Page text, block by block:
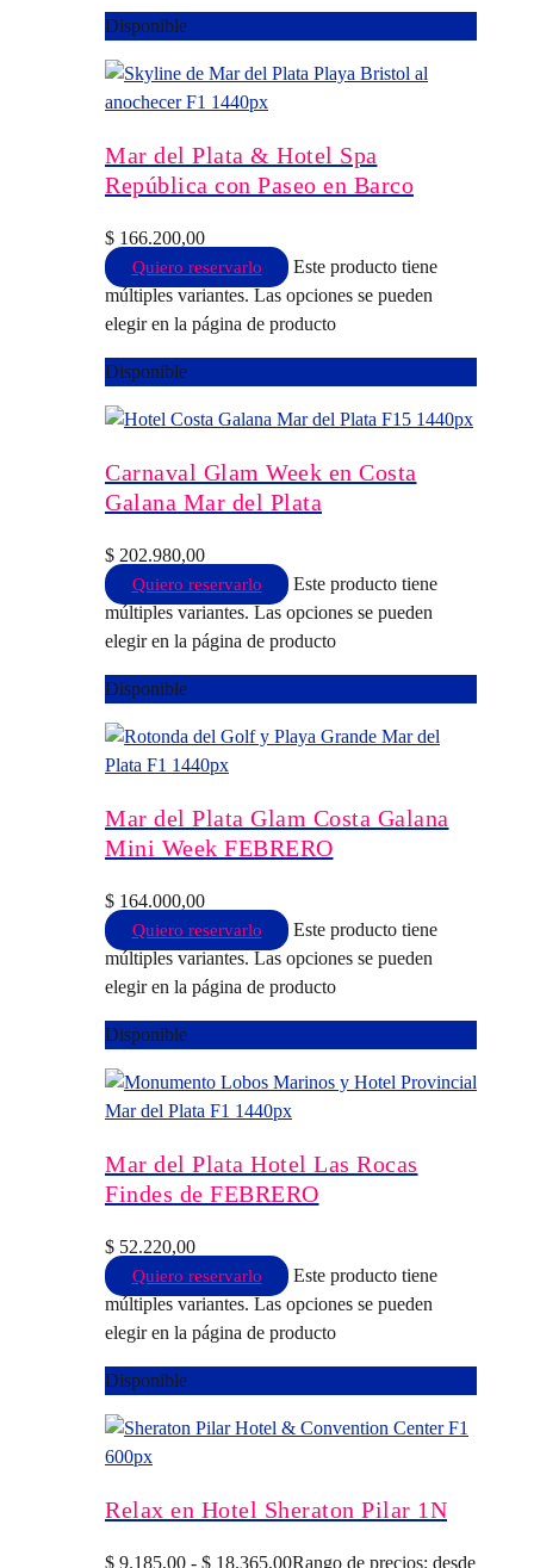
Disponible
Mar del Plata & Hotel Spa
República con Paseo en Barco
$ 166.200,00
Quiero reservarlo
Este producto tiene
múltiples variantes. Las opciones se pueden
elegir en la página de producto
Disponible
Carnaval Glam Week en Costa
Galana Mar del Plata
$ 202.980,00
Quiero reservarlo
Este producto tiene
múltiples variantes. Las opciones se pueden
elegir en la página de producto
Disponible
Mar del Plata Glam Costa Galana
Mini Week FEBRERO
$ 164.000,00
Quiero reservarlo
Este producto tiene
múltiples variantes. Las opciones se pueden
elegir en la página de producto
Disponible
Mar del Plata Hotel Las Rocas
Findes de FEBRERO
$ 52.220,00
Quiero reservarlo
Este producto tiene
múltiples variantes. Las opciones se pueden
elegir en la página de producto
Disponible
Relax en Hotel Sheraton Pilar 1N
$ 9.185,00 - $ 18.365,00Rango de precios: desde